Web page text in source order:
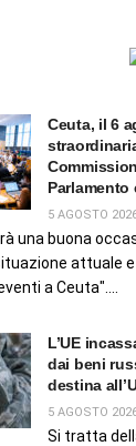
Ceuta, il 6
Parlamento
5 AGOSTO
una buona
attuale
a Ceuta"....
L’UE
dai beni
destina
5 AGOSTO
Si tratta